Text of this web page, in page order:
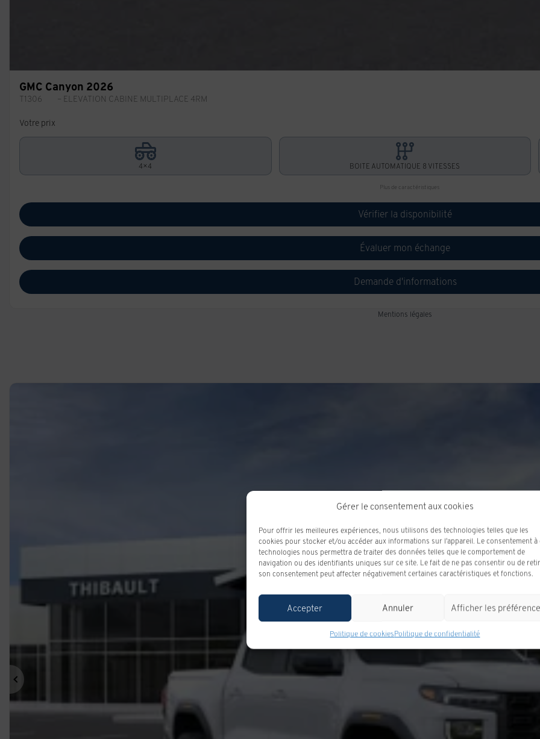
Gérer le consentement aux cookies
Pour offrir les meilleures expériences, nous utilisons des technologies telles que les
cookies pour stocker et/ou accéder aux informations sur l'appareil. Le consentement à
technologies nous permettra de traiter des données telles que le comportement de
navigation ou des identifiants uniques sur ce site. Le fait de ne pas consentir ou de
son consentement peut affecter négativement certaines caractéristiques et fonctions.
Accepter Annuler Afficher les
Politique de cookiesPolitique de confidentialité
GMC Canyon 2026
T1306 – ELEVATION CABINE MULTIPLACE 4RM
Votre prix
4×4 BOITE AUTOMATIQUE 8 VITESSES
Plus de caractéristiques
Vérifier la disponibilité
Évaluer mon échange
Demande d'informations
Mentions légales
Précédent